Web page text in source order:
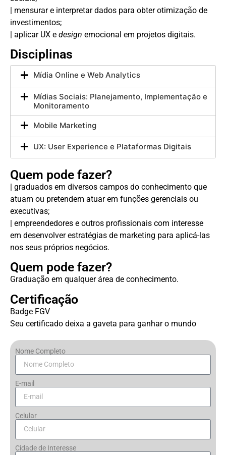
| mensurar e interpretar dados para obter otimização de
investimentos;
| aplicar UX e design emocional em projetos digitais.
Disciplinas
Mídia Online e Web Analytics
Mídias Sociais: Planejamento, Implementação e
Monitoramento
Mobile Marketing
UX: User Experience e Plataformas Digitais
Quem pode fazer?
| graduados em diversos campos do conhecimento que
atuam ou pretendem atuar em funções gerenciais ou
executivas;
| empreendedores e outros profissionais com interesse
em desenvolver estratégias de marketing para aplicá-las
nos seus próprios negócios.
Quem pode fazer?
Graduação em qualquer área de conhecimento.
Certificação
Badge FGV
Seu certificado deixa a gaveta para ganhar o mundo
Nome Completo
E-mail
Celular
Cidade de Interesse